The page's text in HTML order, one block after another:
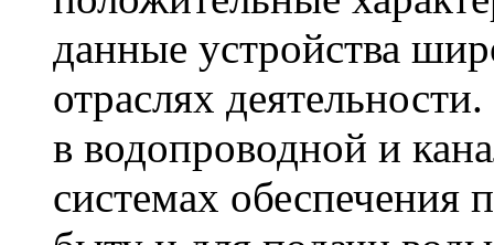
данные устройства
отраслях
в водопроводной и
системах